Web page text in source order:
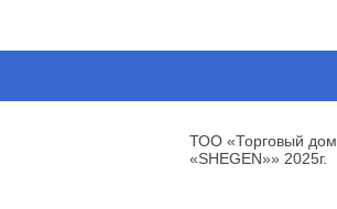
ТОО «Торговый дом
«SHEGEN»» 2025г.